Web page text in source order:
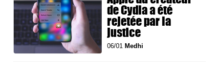
de Cydia a été
rejetée par la
justice
06/01 Medhi